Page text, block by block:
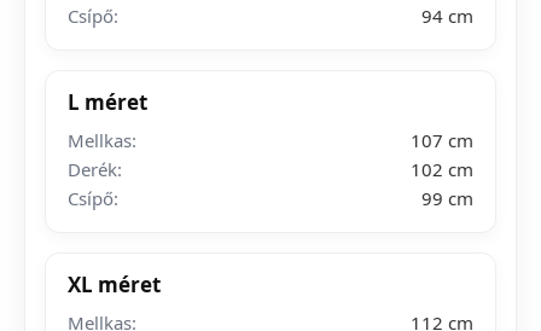
Csípő:
94 cm
L méret
Mellkas:
107 cm
Derék:
102 cm
Csípő:
99 cm
XL méret
Mellkas:
112 cm